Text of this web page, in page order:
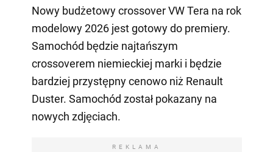
Nowy budżetowy crossover VW Tera na rok
modelowy 2026 jest gotowy do premiery.
Samochód będzie najtańszym
crossoverem niemieckiej marki i będzie
bardziej przystępny cenowo niż Renault
Duster. Samochód został pokazany na
nowych zdjęciach.
REKLAMA